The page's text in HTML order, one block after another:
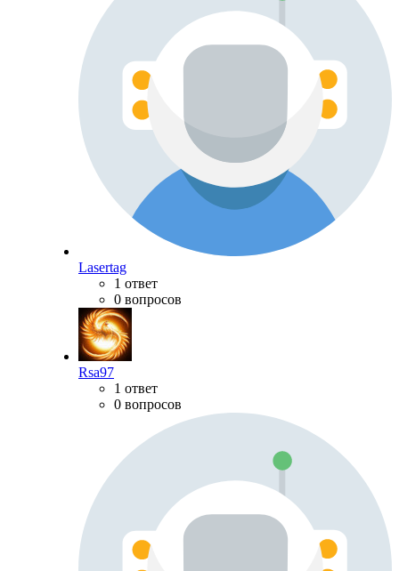
Lasertag
1 ответ
0 вопросов
Rsa97
1 ответ
0 вопросов